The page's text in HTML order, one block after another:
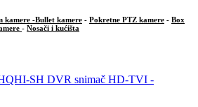
kamere -Bullet kamere - Pokretne PTZ kamere - Box
- Nosači i kućišta